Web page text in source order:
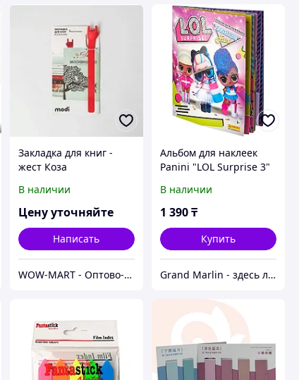
Закладка для книг -
жест Коза
В наличии
Цену уточняйте
Написать
WOW-MART - Оптово-розничный Склад - товары на заказ до двери
Альбом для наклеек
Panini "LOL Surprise 3"
В наличии
1 390₸
Купить
Grand Marlin - здесь лучшее!